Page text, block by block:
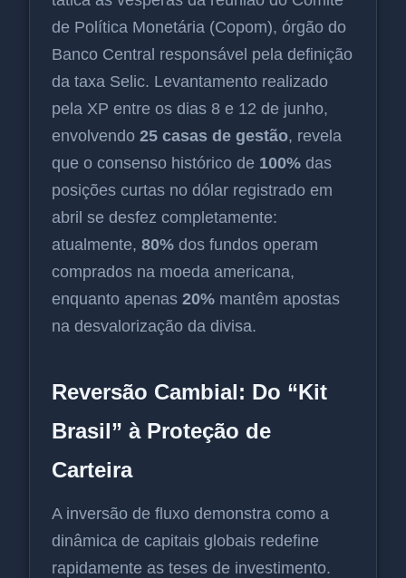
de Política Monetária (Copom), órgão do
Banco Central responsável pela definição
da taxa Selic. Levantamento realizado
pela XP entre os dias 8 e 12 de junho,
envolvendo 25 casas de gestão, revela
que o consenso histórico de 100% das
posições curtas no dólar registrado em
abril se desfez completamente:
atualmente, 80% dos fundos operam
comprados na moeda americana,
enquanto apenas 20% mantêm apostas
na desvalorização da divisa.
Reversão Cambial: Do “Kit
Brasil” à Proteção de
Carteira
A inversão de fluxo demonstra como a
dinâmica de capitais globais redefine
rapidamente as teses de investimento.